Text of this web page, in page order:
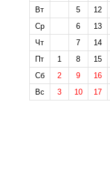
Вт
5 12
Ср
6 13
Чт
7 14
Пт
1 8 15
Сб
2 9 16
Вс
3 10 17